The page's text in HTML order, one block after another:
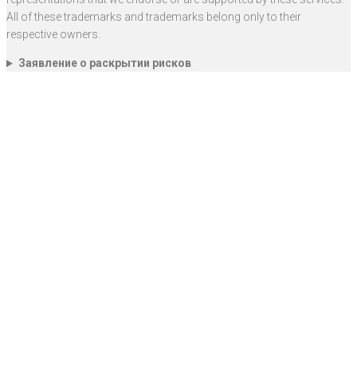
All of these trademarks and trademarks belong only to their
respective owners.
Заявление о раскрытии рисков